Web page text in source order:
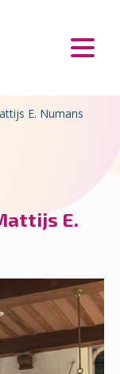
E. Numans
E.